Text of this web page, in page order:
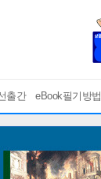
출간 eBook필기방법